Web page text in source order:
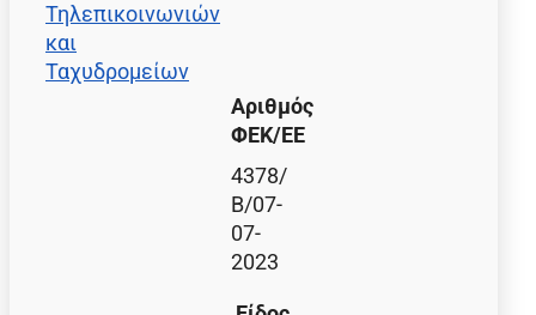
Τηλεπικοινωνιών
και
Ταχυδρομείων
Αριθμός
ΦΕΚ/EE
4378/
Β/07-
07-
2023